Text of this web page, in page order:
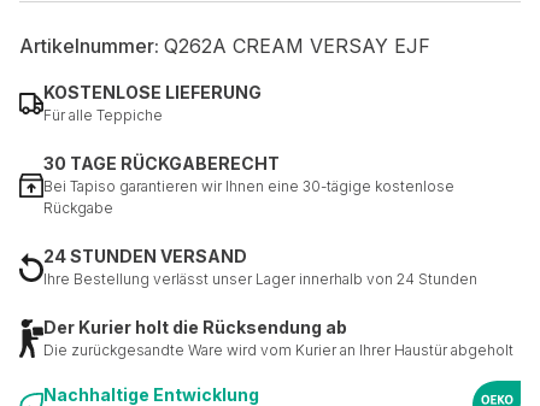
Artikelnummer: Q262A CREAM VERSAY EJF
KOSTENLOSE LIEFERUNG
Für alle Teppiche
30 TAGE RÜCKGABERECHT
Bei Tapiso garantieren wir Ihnen eine 30-tägige kostenlose
Rückgabe
24 STUNDEN VERSAND
Ihre Bestellung verlässt unser Lager innerhalb von 24 Stunden
Der Kurier holt die Rücksendung ab
Die zurückgesandte Ware wird vom Kurier an Ihrer Haustür abgeholt
Nachhaltige Entwicklung